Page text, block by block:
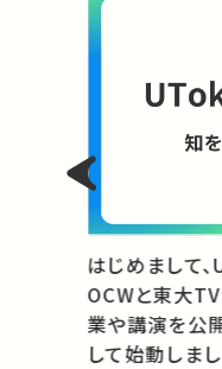
はじめまして、
OCWと東大
業や講演を公
して始動しまし